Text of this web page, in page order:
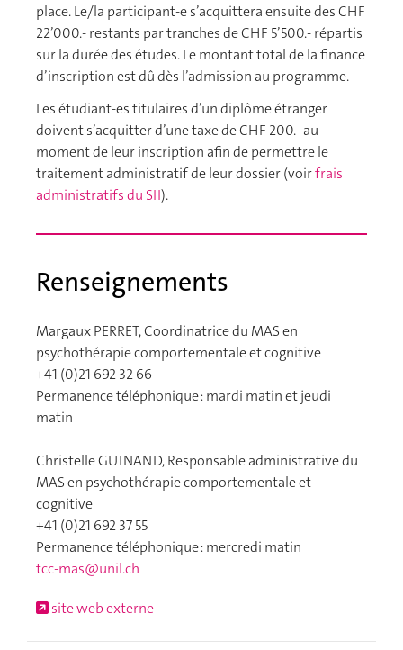
place. Le/la participant-e s’acquittera ensuite des CHF
22’000.- restants par tranches de CHF 5’500.- répartis
sur la durée des études.Le montant total de la finance
d’inscription est dû dès l’admission au programme.
Les étudiant-es titulaires d’un diplôme étranger
doivent s’acquitter d’une taxe de CHF 200.- au
moment de leur inscription afin de permettre le
traitement administratif de leur dossier (voirfrais
administratifs du SII).
Renseignements
Margaux PERRET, Coordinatrice du MAS en
psychothérapie comportementale et cognitive
+41 (0)21 692 32 66
Permanence téléphonique : mardi matin et jeudi
matin
Christelle GUINAND, Responsable administrative du
MAS en psychothérapie comportementale et
cognitive
+41 (0)21 692 37 55
Permanence téléphonique : mercredi matin
tcc-mas@unil.ch
site web externe